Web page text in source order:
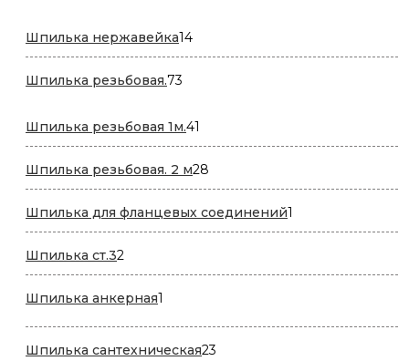
Шпилька нержавейка1414
товаров
Шпилька резьбовая.73
Шпилька резьбовая 1м.41
товар
Шпилька резьбовая. 2 м28
товаров
Шпилька для фланцевых соединений1
товар
Шпилька ст.32
товара
Шпилька анкерная1
Шпилька сантехническая23